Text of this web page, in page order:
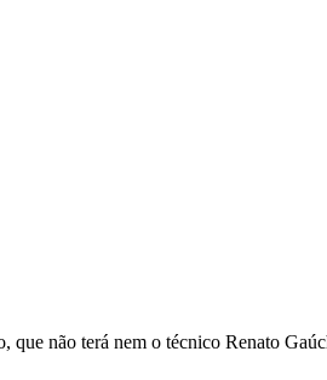
não terá nem o técnico Renato